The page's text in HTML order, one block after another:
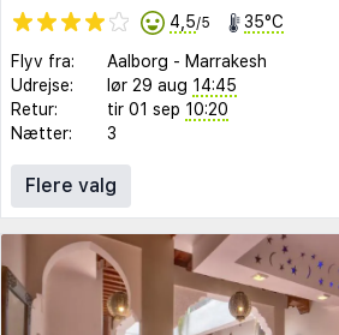
4,5/5 35°C
Flyv fra: Aalborg - Marrakesh
Udrejse:
lør 29 aug 14:45
Retur:
tir 01 sep 10:20
Nætter:
3
Flere valg